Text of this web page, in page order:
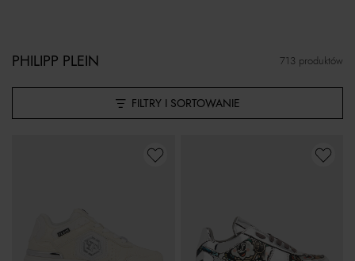
FILTRY I SORTOWANIE
713 produktów
PHILIPP PLEIN